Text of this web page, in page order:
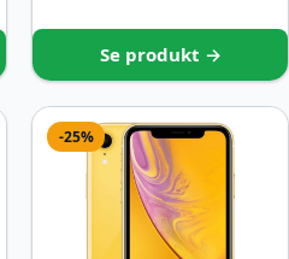
Se produkt →
-25%